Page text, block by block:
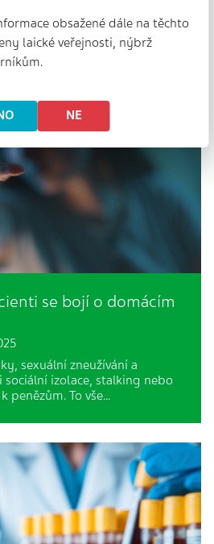
se bojí o domácím
sexuální zneužívání a
sociální izolace, stalking nebo
penězům. To vše…
obsažené dále na těchto
laické veřejnosti, nýbrž
NE